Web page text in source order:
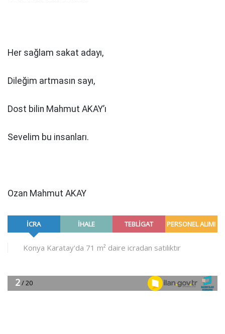
Her sağlam sakat adayı,
Dileğim artmasın sayı,
Dost bilin Mahmut AKAY’ı
Sevelim bu insanları.
Ozan Mahmut AKAY